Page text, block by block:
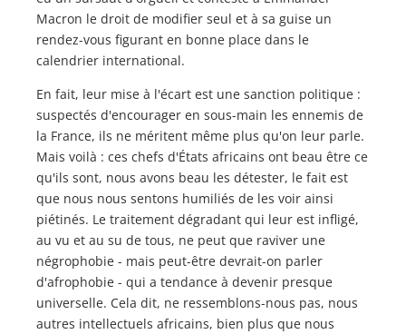
Macron le droit de modifier seul et à sa guise un
rendez-vous figurant en bonne place dans le
calendrier international.
En fait, leur mise à l'écart est une sanction politique :
suspectés d'encourager en sous-main les ennemis de
la France, ils ne méritent même plus qu'on leur parle.
Mais voilà : ces chefs d'États africains ont beau être ce
qu'ils sont, nous avons beau les détester, le fait est
que nous nous sentons humiliés de les voir ainsi
piétinés. Le traitement dégradant qui leur est infligé,
au vu et au su de tous, ne peut que raviver une
négrophobie - mais peut-être devrait-on parler
d'afrophobie - qui a tendance à devenir presque
universelle. Cela dit, ne ressemblons-nous pas, nous
autres intellectuels africains, bien plus que nous